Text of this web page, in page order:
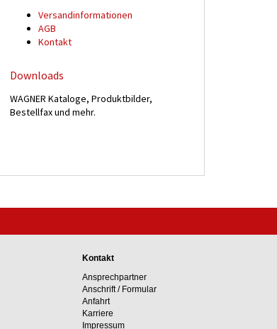
Versand­informationen
AGB
Kontakt
Downloads
WAGNER Kataloge, Produktbilder,
Bestellfax und mehr.
Kontakt
Ansprechpartner
Anschrift / Formular
Anfahrt
Karriere
Impressum